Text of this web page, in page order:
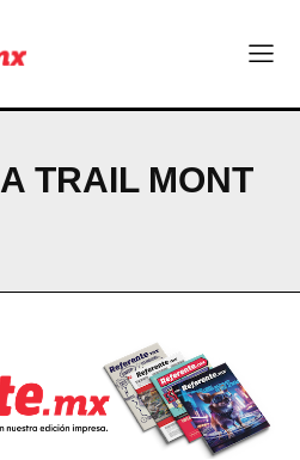
espacios para el regreso
TRAIL MONT